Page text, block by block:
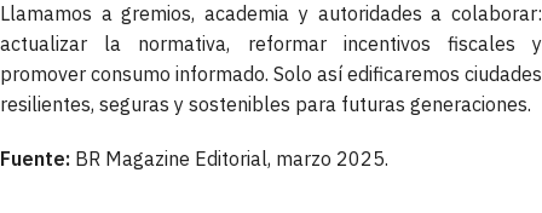
Llamamos a gremios, academia y autoridades a colaborar:
actualizar la normativa, reformar incentivos fiscales y
promover consumo informado. Solo así edificaremos ciudades
resilientes, seguras y sostenibles para futuras generaciones.
Fuente: BR Magazine Editorial, marzo 2025.